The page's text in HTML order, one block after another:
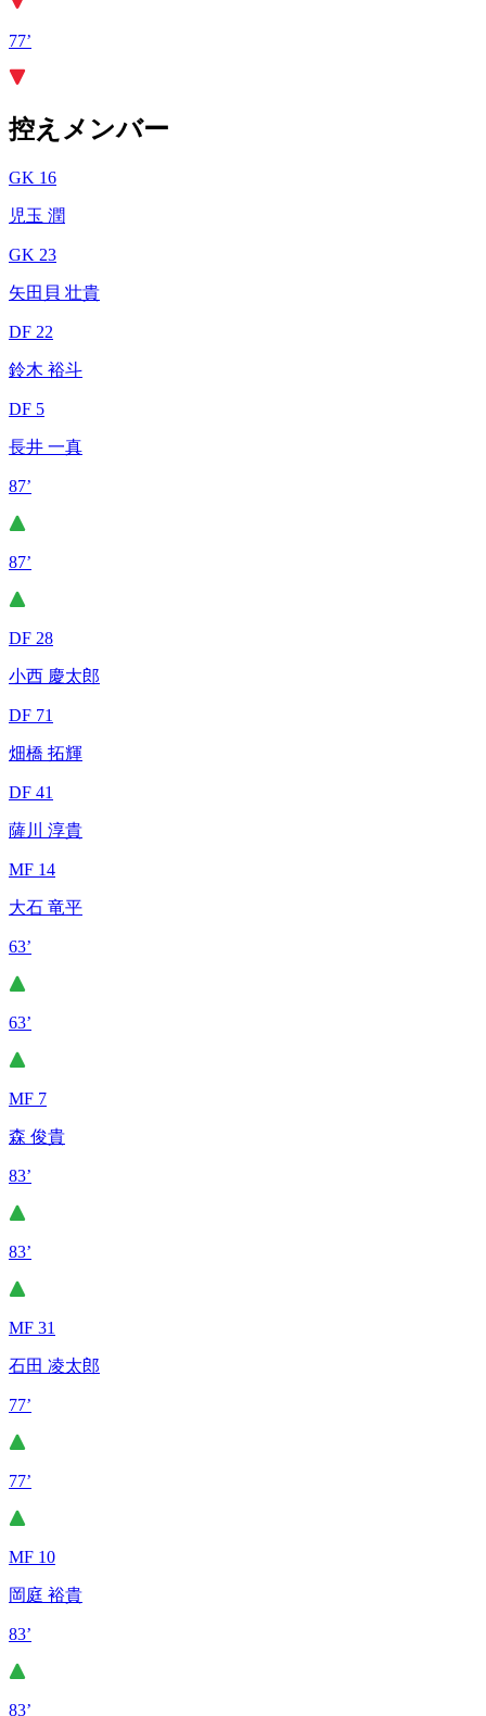
77’
控えメンバー
GK 16
児玉 潤
GK 23
矢田貝 壮貴
DF 22
鈴木 裕斗
DF 5
長井 一真
87’
87’
DF 28
小西 慶太郎
DF 71
畑橋 拓輝
DF 41
薩川 淳貴
MF 14
大石 竜平
63’
63’
MF 7
森 俊貴
83’
83’
MF 31
石田 凌太郎
77’
77’
MF 10
岡庭 裕貴
83’
83’